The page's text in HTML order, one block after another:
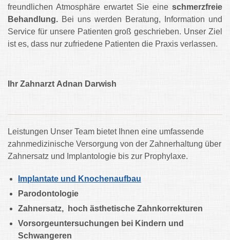
freundlichen Atmosphäre erwartet Sie eine schmerzfreie
Behandlung. Bei uns werden Beratung, Information und
Service für unsere Patienten groß geschrieben. Unser Ziel
ist es, dass nur zufriedene Patienten die Praxis verlassen.
Ihr Zahnarzt Adnan Darwish
Leistungen Unser Team bietet Ihnen eine umfassende
zahnmedizinische Versorgung von der Zahnerhaltung über
Zahnersatz und
Implantologie bis zur Prophylaxe.
Implantate und Knochenaufbau
Parodontologie
Zahnersatz, hoch ästhetische Zahnkorrekturen
Vorsorgeuntersuchungen bei Kindern und
Schwangeren